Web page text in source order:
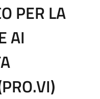
PER LA
AI